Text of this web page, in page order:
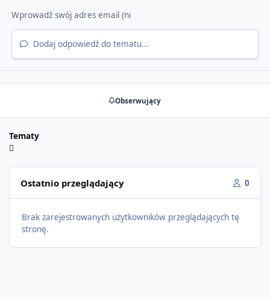
Dodaj odpowiedź do tematu...
Obserwujący
Tematy
Ostatnio przeglądający 0
Brak zarejestrowanych użytkowników przeglądających tę
stronę.